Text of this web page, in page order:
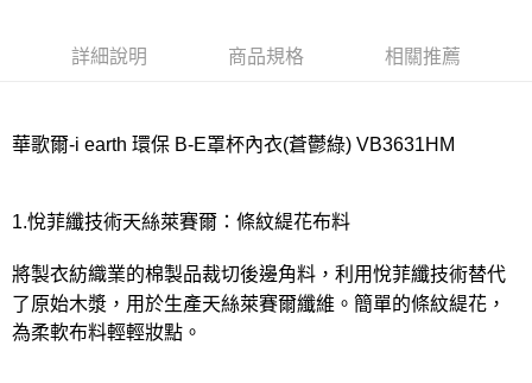
詳細說明 商品規格 相關推薦
華歌爾-i earth 環保 B-E罩杯內衣(蒼鬱綠) VB3631HM
1.悅菲纖技術天絲萊賽爾：條紋緹花布料
將製衣紡織業的棉製品裁切後邊角料，利用悅菲纖技術替代
了原始木漿，用於生產天絲萊賽爾纖維。簡單的條紋緹花，
為柔軟布料輕輕妝點。